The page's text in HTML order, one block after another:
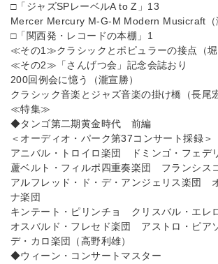
□「ジャズSPレーベルA to Z」13
Mercer Mercury M-G-M Modern Musicraft（
□「関西発・レコードの本棚」1
≪その1≫クラシックとポピュラーの接点（堀
≪その2≫「さんげつ会」記念会誌おり
200回例会に憶う（瀧宣勝）
クラシック音楽とジャズ音楽の掛け橋（長尾
≪特集≫
◆タンゴ第二期黄金時代 前編
＜オーディオ・パーク第37コンサート採録＞
アニバル・トロイロ楽団 ドミンゴ・フェデ
蘆ベルト・フィルポ四重奏楽団 フランシス
アルフレッド・ド・デ・アンジェリス楽団
ナ楽団
キンテート・ピリンチョ クリスバル・エレ
オスバルド・フレセド楽団 アストロ・ピア
デ・カロ楽団（高野利雄）
◆ウィーン・コンサートマスター